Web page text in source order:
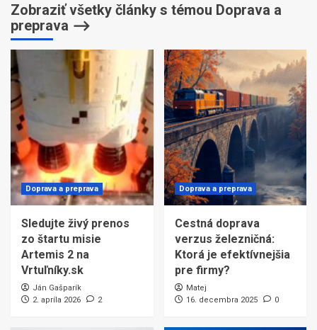
Zobraziť všetky články s témou Doprava a
preprava ⟶
Doprava a preprava
Sledujte živý prenos
zo štartu misie
Artemis 2 na
Vrtuľníky.sk
Ján Gašparík
2. apríla 2026
2
Doprava a preprava
Cestná doprava
verzus železničná:
Ktorá je efektívnejšia
pre firmy?
Matej
16. decembra 2025
0